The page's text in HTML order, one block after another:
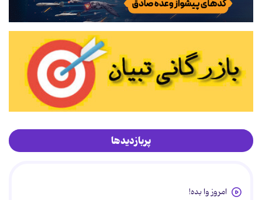
پربازدیدها
امروز وا بده!